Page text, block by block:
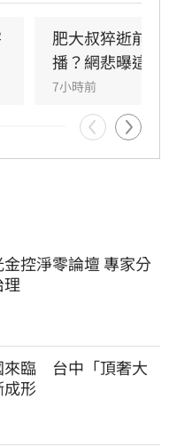
叔自2021年起頻傳
開刀，但出院後仍
刻仍心繫直播。
前尚未對外說
肥大叔猝逝前
播？網悲曝這原
7小時前
控淨零論壇 專家分
理
臨　台中「頂奢大
形